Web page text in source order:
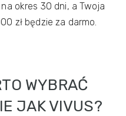
okres 30 dni, a Twoja
zł będzie za darmo.
WYBRAĆ
JAK VIVUS?